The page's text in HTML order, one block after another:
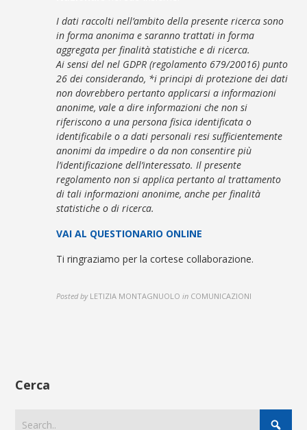
I dati raccolti nell’ambito della presente ricerca sono
in forma anonima e saranno trattati in forma
aggregata per finalità statistiche e di ricerca.
Ai sensi del nel GDPR (regolamento 679/20016) punto
26 dei considerando, *i principi di protezione dei dati
non dovrebbero pertanto applicarsi a informazioni
anonime, vale a dire informazioni che non si
riferiscono a una persona fisica identificata o
identificabile o a dati personali resi sufficientemente
anonimi da impedire o da non consentire più
l’identificazione dell’interessato. Il presente
regolamento non si applica pertanto al trattamento
di tali informazioni anonime, anche per finalità
statistiche o di ricerca.
VAI AL QUESTIONARIO ONLINE
Ti ringraziamo per la cortese collaborazione.
Posted by LETIZIA MONTAGNUOLO in COMUNICAZIONI
Cerca